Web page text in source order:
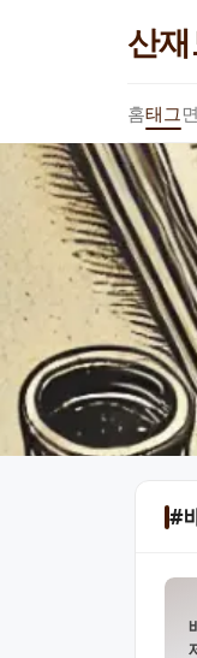
산
홈태그
#